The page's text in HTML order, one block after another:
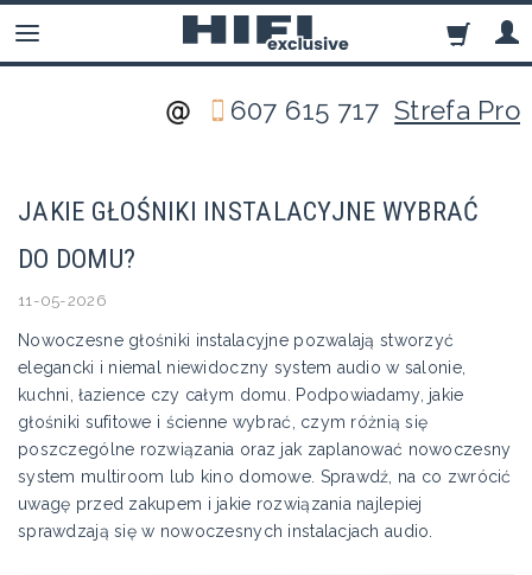
607 615 717Strefa Pro
JAKIE GŁOŚNIKI INSTALACYJNE WYBRAĆ
DO DOMU?
11-05-2026
Nowoczesne głośniki instalacyjne pozwalają stworzyć
elegancki i niemal niewidoczny system audio w salonie,
kuchni, łazience czy całym domu. Podpowiadamy, jakie
głośniki sufitowe i ścienne wybrać, czym różnią się
poszczególne rozwiązania oraz jak zaplanować nowoczesny
system multiroom lub kino domowe. Sprawdź, na co zwrócić
uwagę przed zakupem i jakie rozwiązania najlepiej
sprawdzają się w nowoczesnych instalacjach audio.